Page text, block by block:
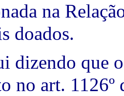
na
doados.
dizendo que
no art. 1126º